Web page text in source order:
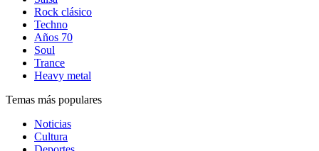
Rock clásico
Techno
Años 70
Soul
Trance
Heavy metal
Temas más populares
Noticias
Cultura